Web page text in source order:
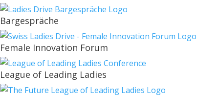
Bargespräche
Female Innovation Forum
League of Leading Ladies